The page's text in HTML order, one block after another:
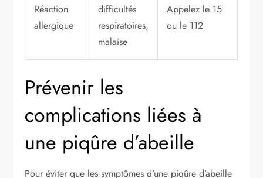
Réaction
allergique
difficultés
respiratoires,
malaise
Appelez le 15
ou le 112
Prévenir les
complications liées à
une piqûre d’abeille
Pour éviter que les symptômes d’une piqûre d’abeille